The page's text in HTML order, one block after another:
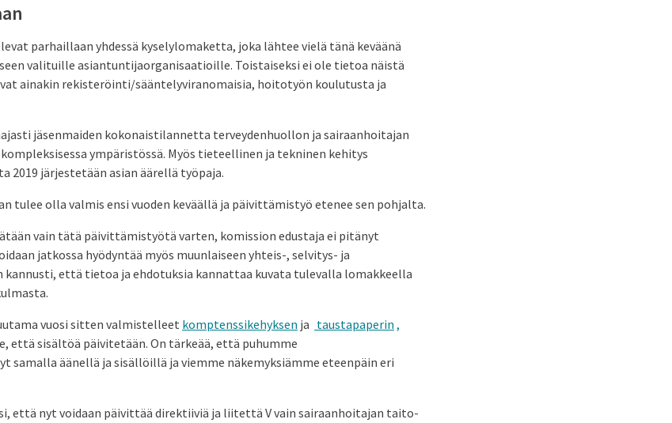
parhaillaan yhdessä kyselylomaketta, joka lähtee vielä tänä keväänä
valituille asiantuntijaorganisaatioille. Toistaiseksi ei ole tietoa näistä
ainakin rekisteröinti/sääntelyviranomaisia, hoitotyön koulutusta ja
jäsenmaiden kokonaistilannetta terveydenhuollon ja sairaanhoitajan
ympäristössä. Myös tieteellinen ja tekninen kehitys
2019 järjestetään asian äärellä työpaja.
tulee olla valmis ensi vuoden keväällä ja päivittämistyö etenee sen pohjalta.
vain tätä päivittämistyötä varten, komission edustaja ei pitänyt
jatkossa hyödyntää myös muunlaiseen yhteis-, selvitys- ja
kannusti, että tietoa ja ehdotuksia kannattaa kuvata tulevalla lomakkeella
vuosi sitten valmistelleet komptenssikehyksen ja taustapaperin ,
että sisältöä päivitetään. On tärkeää, että puhumme
samalla äänellä ja sisällöillä ja viemme näkemyksiämme eteenpäin eri
että nyt voidaan päivittää direktiiviä ja liitettä V vain sairaanhoitajan taito-